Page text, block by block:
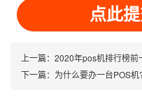
上一篇： 2020年pos机排行榜前
下一篇： 为什么要办一台POS机